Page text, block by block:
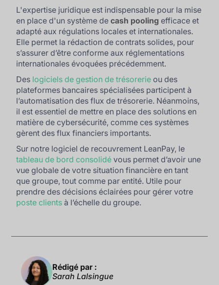
L'expertise juridique est indispensable pour la mise
en place d'un système decash pooling efficace et
adapté aux régulations locales et internationales.
Elle permet la rédaction de contrats solides, pour
s’assurer d’être conforme aux réglementations
internationales évoquées précédemment.
Des logiciels de gestion de trésorerie ou des
plateformes bancaires spécialisées participent à
l’automatisation des flux de trésorerie. Néanmoins,
il est essentiel de mettre en place des solutions en
matière de cybersécurité, comme ces systèmes
gèrent des flux financiers importants.
Sur notre logiciel de recouvrement LeanPay, le
tableau de bord consolidé vous permet d’avoir une
vue globale de votre situation financière en tant
que groupe, tout comme par entité. Utile pour
prendre des décisions éclairées pour gérer votre
poste clients à l’échelle du groupe.
Rédigé par :
Sarah Lalsingue